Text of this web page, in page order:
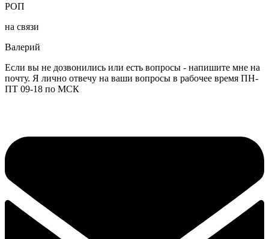
РОП
на связи
Валерий
Если вы не дозвонились или есть вопросы - напишите мне на
почту. Я лично отвечу на ваши вопросы в рабочее время ПН-
ПТ 09-18 по МСК